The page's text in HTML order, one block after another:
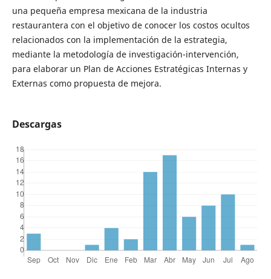
una pequeña empresa mexicana de la industria
restaurantera con el objetivo de conocer los costos ocultos
relacionados con la implementación de la estrategia,
mediante la metodología de investigación-intervención,
para elaborar un Plan de Acciones Estratégicas Internas y
Externas como propuesta de mejora.
Descargas